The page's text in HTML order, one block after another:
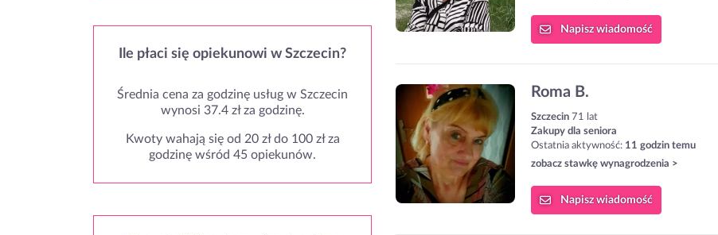
Ile płaci się opiekunowi w Szczecin?
Średnia cena za godzinę usług w Szczecin
wynosi 37.4 zł za godzinę.
Kwoty wahają się od 20 zł do 100 zł za
godzinę wśród 45 opiekunów.
Napiszwiadomość
Roma B.
Szczecin 71 lat
Zakupy dla seniora
Ostatnia aktywność: 11 godzin temu
zobacz stawkę wynagrodzenia >
Napiszwiadomość